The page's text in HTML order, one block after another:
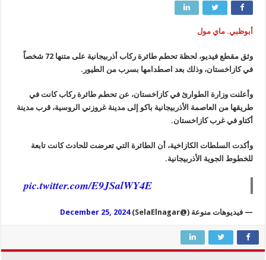
أبوظبي. ماي مول
وثق مقطع فيديو، لحظة تحطم طائرة ركاب أذربيجانية على متنها 72 شخصاً
في كازاخستان، وذلك بعد اصطدامها بسرب من الطيور.
وأعلنت وزارة الطوارئ في كازاخستان، عن تحطم طائرة ركاب كانت في
طريقها من العاصمة الأذربيجانية باكو إلى مدينة غروزني الروسية، قرب مدينة
أكتاو في غرب كازاخستان.
وأكدت السلطات الكازاخية، أن الطائرة التي تعرضت للحادث كانت تابعة
للخطوط الجوية الأذربيجانية.
pic.twitter.com/E9JSalWY4E
— فيديوهات منوعة (@SelaElnagar) December 25, 2024